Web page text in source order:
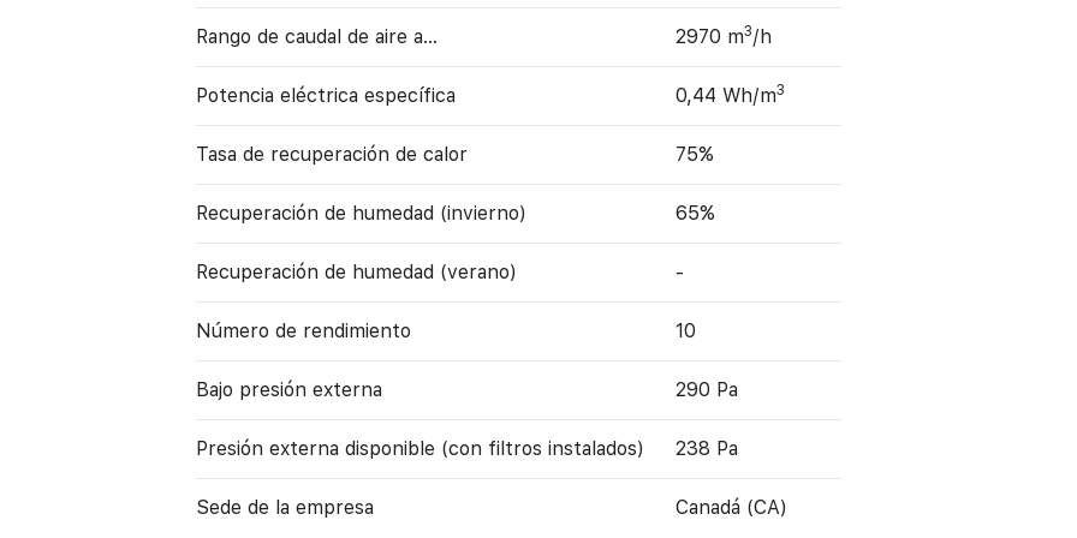
Rango de caudal de aire a… 2970 m3/h
Potencia eléctrica específica 0,44 Wh/m3
Tasa de recuperación de calor 75%
Recuperación de humedad (invierno) 65%
Recuperación de humedad (verano) -
Número de rendimiento 10
Bajo presión externa 290 Pa
Presión externa disponible (con filtros instalados) 238 Pa
Sede de la empresa Canadá (CA)